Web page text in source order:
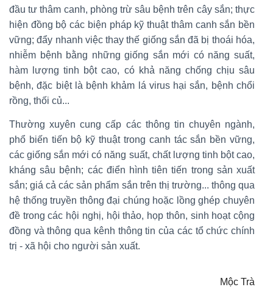
đầu tư thâm canh, phòng trừ sâu bệnh trên cây sắn; thực
hiện đồng bộ các biện pháp kỹ thuật thâm canh sắn bền
vững; đẩy nhanh việc thay thế giống sắn đã bị thoái hóa,
nhiễm bệnh bằng những giống sắn mới có năng suất,
hàm lượng tinh bột cao, có khả năng chống chịu sâu
bệnh, đặc biệt là bệnh khảm lá virus hại sắn, bệnh chổi
rồng, thối củ...
Thường xuyên cung cấp các thông tin chuyên ngành,
phổ biến tiến bộ kỹ thuật trong canh tác sắn bền vững,
các giống sắn mới có năng suất, chất lượng tinh bột cao,
kháng sâu bệnh; các điển hình tiên tiến trong sản xuất
sắn; giá cả các sản phẩm sắn trên thị trường... thông qua
hệ thống truyền thông đại chúng hoặc lồng ghép chuyên
đề trong các hội nghị, hội thảo, họp thôn, sinh hoạt cộng
đồng và thông qua kênh thông tin của các tổ chức chính
trị - xã hội cho người sản xuất.
Mộc Trà